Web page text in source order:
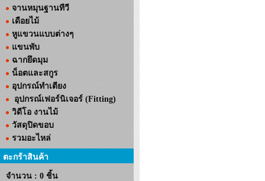
จานหมุนฐานทีวี
เดือยไม้
หูแขวนแบบต่างๆ
แขนพับ
ฉากยึดมุม
น็อตและสกูร
อุปกรณ์ทำเตียง
อุปกรณ์เฟอร์นิเจอร์ (Fitting)
วิดีโอ งานไม้
วัสดุปิดขอบ
รวมอะไหล่
ตะกร้าสินค้า
จำนวน : 0 ชิ้น